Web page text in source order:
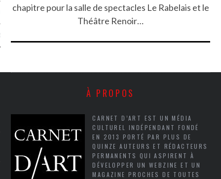
SUIVEZ-NOUS
chapitre pour la salle de spectacles Le Rabelais et le
Théâtre Renoir…
À PROPOS
CARNET D’ART EST UN MÉDIA
CULTUREL INDÉPENDANT FONDÉ
EN 2013 PORTÉ PAR PLUS DE
QUINZE AUTEURS ET RÉDACTEURS
PERMANENTS QUI ASPIRENT À
DÉVELOPPER UN WEBZINE ET UN
MAGAZINE PROCHES DE TOUTES